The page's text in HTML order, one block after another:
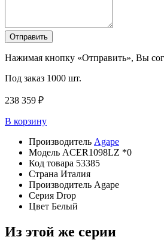
Отправить
Нажимая кнопку «Отправить», Вы
Под заказ 1000 шт.
238 359 ₽
В корзину
Производитель Agape
Модель ACER1098LZ *0
Код товара 53385
Страна Италия
Производитель Agape
Серия Drop
Цвет Белый
Из этой же серии